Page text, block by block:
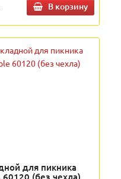
В корзину
для пикника